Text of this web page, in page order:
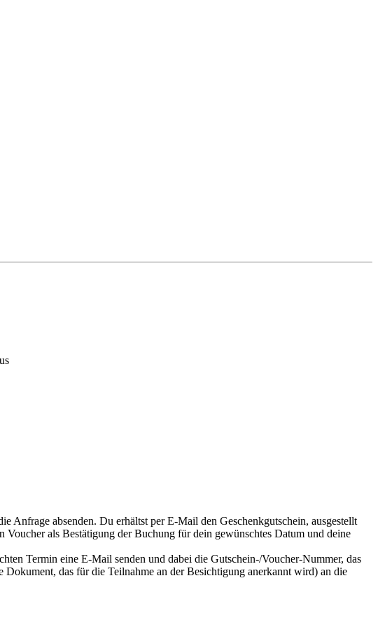
Anfrage absenden. Du erhältst per E-Mail den Geschenkgutschein, ausgestellt
als Bestätigung der Buchung für dein gewünschtes Datum und deine
Termin eine E-Mail senden und dabei die Gutschein-/Voucher-Nummer, das
das für die Teilnahme an der Besichtigung anerkannt wird) an die